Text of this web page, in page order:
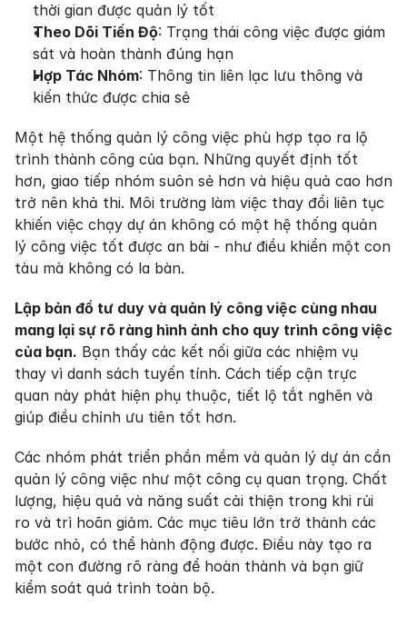
thời gian được quản lý tốt
Theo Dõi Tiến Độ: Trạng thái công việc được giám
sát và hoàn thành đúng hạn
Hợp Tác Nhóm: Thông tin liên lạc lưu thông và
kiến thức được chia sẻ
Một hệ thống quản lý công việc phù hợp tạo ra lộ
trình thành công của bạn. Những quyết định tốt
hơn, giao tiếp nhóm suôn sẻ hơn và hiệu quả cao hơn
trở nên khả thi. Môi trường làm việc thay đổi liên tục
khiến việc chạy dự án không có một hệ thống quản
lý công việc tốt được an bài - như điều khiển một con
tàu mà không có la bàn.
Lập bản đồ tư duy và quản lý công việc cùng nhau
mang lại sự rõ ràng hình ảnh cho quy trình công việc
của bạn. Bạn thấy các kết nối giữa các nhiệm vụ
thay vì danh sách tuyến tính. Cách tiếp cận trực
quan này phát hiện phụ thuộc, tiết lộ tắt nghẽn và
giúp điều chỉnh ưu tiên tốt hơn.
Các nhóm phát triển phần mềm và quản lý dự án cần
quản lý công việc như một công cụ quan trọng. Chất
lượng, hiệu quả và năng suất cải thiện trong khi rủi
ro và trì hoãn giảm. Các mục tiêu lớn trở thành các
bước nhỏ, có thể hành động được. Điều này tạo ra
một con đường rõ ràng để hoàn thành và bạn giữ
kiểm soát quá trình toàn bộ.